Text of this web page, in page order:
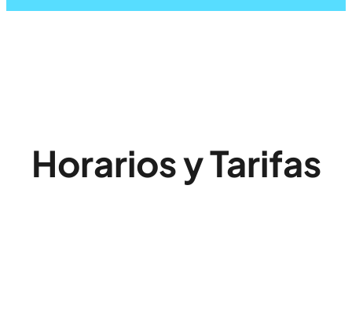
Horarios y Tarifas